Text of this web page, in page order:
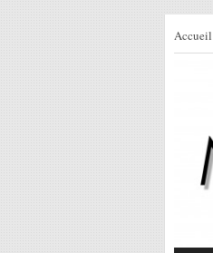
Accueil